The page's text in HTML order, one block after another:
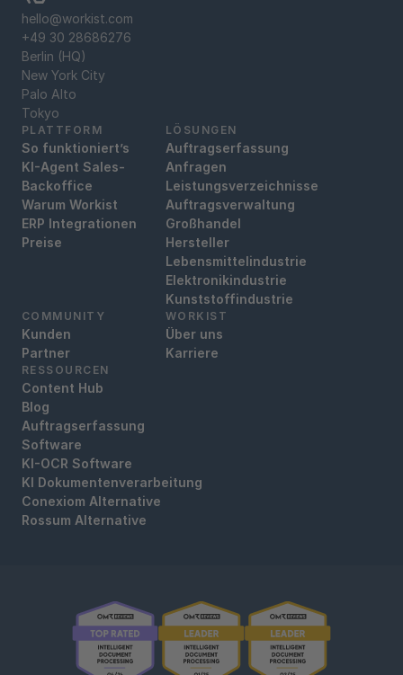
PLATTFORM
So funktioniert’s
KI-Agent Sales-
Backoffice
Warum Workist
ERP Integrationen
Preise
LÖSUNGEN
Auftragserfassung
Anfragen
Leistungsverzeichnisse
Auftragsverwaltung
Großhandel
Hersteller
Lebensmittelindustrie
Elektronikindustrie
Kunststoffindustrie
COMMUNITY
Kunden
Partner
WORKIST
Über uns
Karriere
RESSOURCEN
Content Hub
Blog
Auftragserfassung
Software
KI-OCR Software
KI Dokumentenverarbeitung
Conexiom Alternative
Rossum Alternative
hello@workist.com
+49 30 28686276
Berlin (HQ)
New York City
Palo Alto
Tokyo